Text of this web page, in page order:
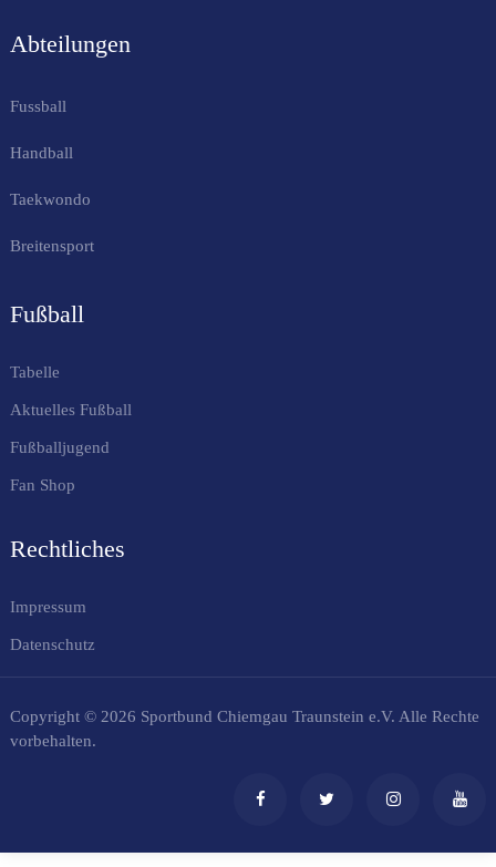
Abteilungen
Fussball
Handball
Taekwondo
Breitensport
Fußball
Tabelle
Aktuelles Fußball
Fußballjugend
Fan Shop
Rechtliches
Impressum
Datenschutz
Copyright © 2026 Sportbund Chiemgau Traunstein e.V. Alle Rechte
vorbehalten.